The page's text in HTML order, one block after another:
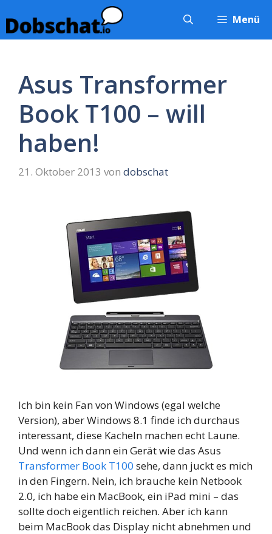
Inhalt
springen
Menü
Asus Transformer
Book T100 – will
haben!
21. Oktober 2013 von dobschat
Ich bin kein Fan von Windows (egal welche
Version), aber Windows 8.1 finde ich durchaus
interessant, diese Kacheln machen echt Laune.
Und wenn ich dann ein Gerät wie das Asus
Transformer Book T100 sehe, dann juckt es mich
in den Fingern. Nein, ich brauche kein Netbook
2.0, ich habe ein MacBook, ein iPad mini – das
sollte doch eigentlich reichen. Aber ich kann
beim MacBook das Display nicht abnehmen und